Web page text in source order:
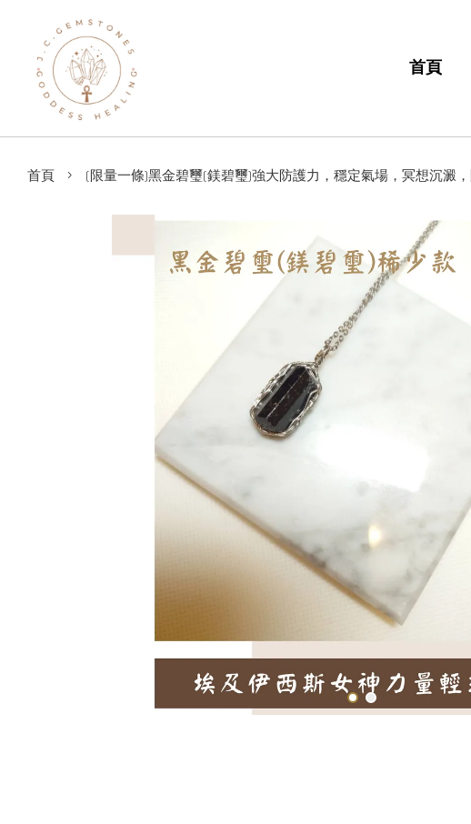
首頁
首頁 › (限量一條)黑金碧璽(鎂碧璽)強大防護力，穩定氣場，冥想沉澱